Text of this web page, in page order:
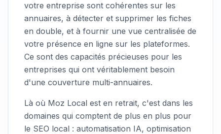
votre entreprise sont cohérentes sur les
annuaires, à détecter et supprimer les fiches
en double, et à fournir une vue centralisée de
votre présence en ligne sur les plateformes.
Ce sont des capacités précieuses pour les
entreprises qui ont véritablement besoin
d'une couverture multi-annuaires.
Là où Moz Local est en retrait, c'est dans les
domaines qui comptent de plus en plus pour
le SEO local : automatisation IA, optimisation